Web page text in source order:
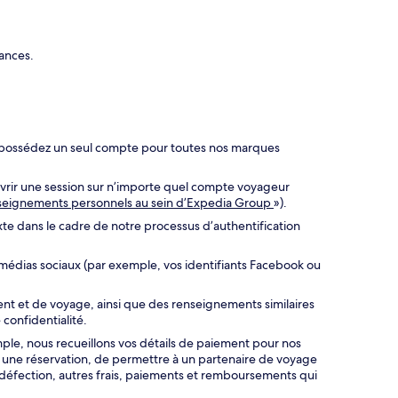
un seul compte pour toutes nos marques
une session sur n’importe quel compte voyageur
personnels au sein d’Expedia Group»).
dans le cadre de notre processus d’authentification
sociaux (par exemple, vos identifiants Facebook ou
et de voyage, ainsi que des renseignements similaires
confidentialité.
nous recueillons vos détails de paiement pour nos
réservation, de permettre à un partenaire de voyage
autres frais, paiements et remboursements qui